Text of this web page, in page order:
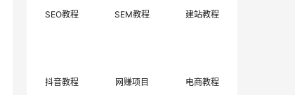
SEO教程 SEM教程 建站教程
抖音教程 网赚项目 电商教程